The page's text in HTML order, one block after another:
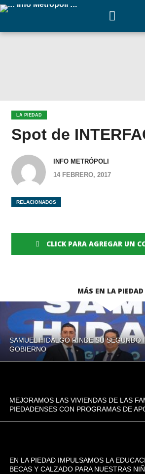
LA PIEDAD
Spot de
INFO METRÓPOLI
14 FEBRERO, 2017
RELACIONADOS
CLICK PARA AGREGAR UN
MÁS EN LA PIEDAD
SAMUEL HIDALGO RINDE SU SEGUNDO
GOBIERNO
MEJORAMOS LAS VIVIENDAS DE LAS
PIEDADENSES CON PROGRAMAS DE
EN LA PIEDAD IMPULSAMOS LA
BECAS Y CALZADO PARA NUESTRAS